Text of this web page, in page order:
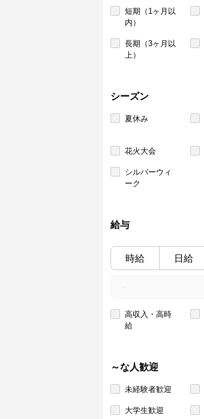
短期（1ヶ月以
内）
長期（3ヶ月以
上）
シーズン
夏休み
花火大会
シルバーウィ
ーク
給与
時給 日給
高収入・高時
給
～な人歓迎
未経験者歓迎
大学生歓迎